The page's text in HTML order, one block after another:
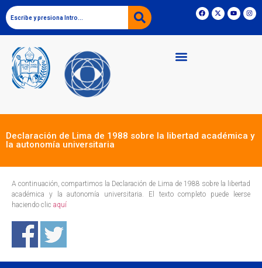
Declaración de Lima de 1988 sobre la libertad académica y
la autonomía universitaria
A continuación, compartimos la Declaración de Lima de 1988 sobre la libertad
académica y la autonomía universitaria. El texto completo puede leerse
haciendo clic aquí